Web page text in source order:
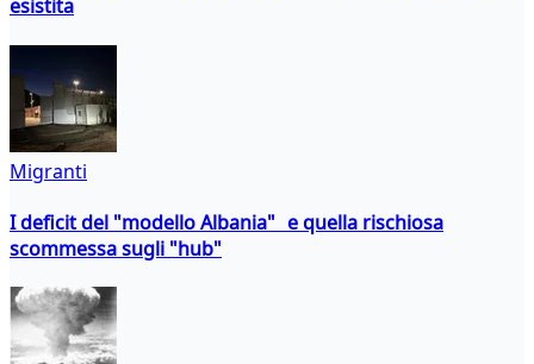
esistita
Migranti
I deficit del "modello Albania" e quella rischiosa
scommessa sugli "hub"